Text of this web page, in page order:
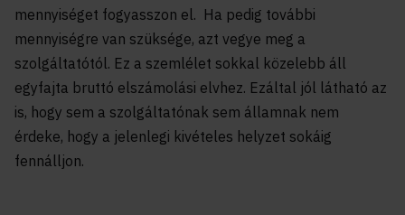
mennyiséget fogyasszon el. Ha pedig további
mennyiségre van szüksége, azt vegye meg a
szolgáltatótól. Ez a szemlélet sokkal közelebb áll
egyfajta bruttó elszámolási elvhez. Ezáltal jól látható az
is, hogy sem a szolgáltatónak sem államnak nem
érdeke, hogy a jelenlegi kivételes helyzet sokáig
fennálljon.